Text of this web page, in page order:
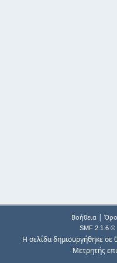
Βοήθεια|
SMF 2.1.6 ©
Η σελίδα δημιουργήθηκε
Μετρητής